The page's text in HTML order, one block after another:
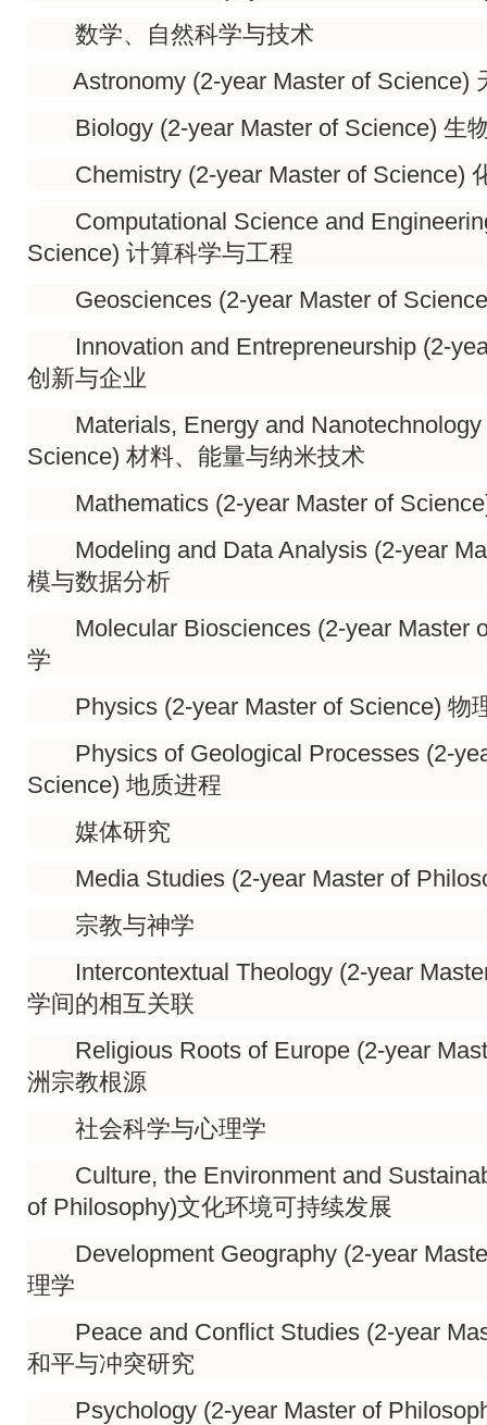
数学、自然科学与技术
Astronomy (2-year Master of Science)
Biology (2-year Master of Science) 生
Chemistry (2-year Master of Science)
Computational Science and
Science) 计算科学与工程
Geosciences (2-year Master of
Innovation and Entrepreneurship (2-
创新与企业
Materials, Energy and Nanotechnology
Science) 材料、能量与纳米技术
Mathematics (2-year Master of
Modeling and Data Analysis (2-year
模与数据分析
Molecular Biosciences (2-year Master
学
Physics (2-year Master of Science) 物
Physics of Geological Processes (2-
Science) 地质进程
媒体研究
Media Studies (2-year Master of
宗教与神学
Intercontextual Theology (2-year
学间的相互关联
Religious Roots of Europe (2-year
洲宗教根源
社会科学与心理学
Culture, the Environment and
of Philosophy)文化环境可持续发展
Development Geography (2-year
理学
Peace and Conflict Studies (2-year
和平与冲突研究
Psychology (2-year Master of